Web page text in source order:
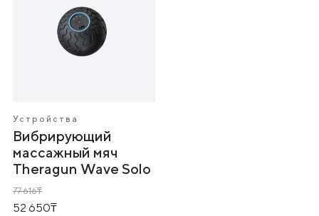
Устройства
Вибрирующий
массажный мяч
Theragun Wave Solo
77 616
52 650